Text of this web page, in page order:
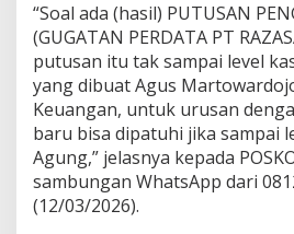
“Soal ada (hasil) PUTUSAN
(GUGATAN PERDATA PT
putusan itu tak sampai level
yang dibuat Agus
Keuangan, untuk urusan
baru bisa dipatuhi jika sampai
Agung,” jelasnya kepada
sambungan WhatsApp dari
(12/03/2026).